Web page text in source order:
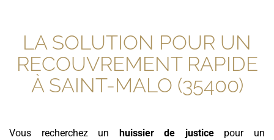
LA SOLUTION POUR UN
RECOUVREMENT RAPIDE
À SAINT-MALO (35400)
Vous recherchez un huissier de justicepour un